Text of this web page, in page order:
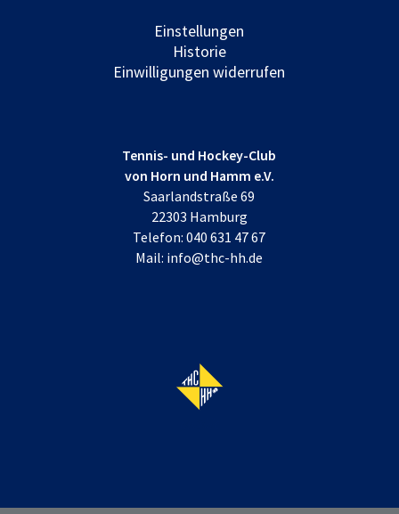
Einstellungen
Historie
Einwilligungen widerrufen
Tennis- und Hockey-Club
von Horn und Hamm e.V.
Saarlandstraße 69
22303 Hamburg
Telefon:040 631 47 67
Mail: info@thc-hh.de